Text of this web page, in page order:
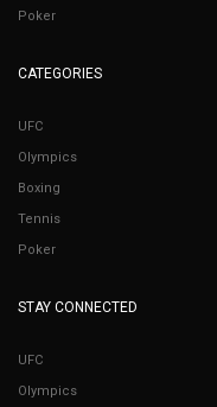
Poker
CATEGORIES
UFC
Olympics
Boxing
Tennis
Poker
STAY CONNECTED
UFC
Olympics